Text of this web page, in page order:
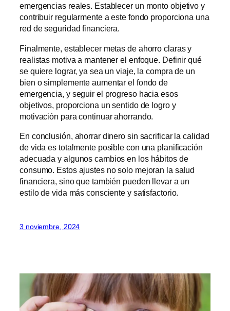
emergencias reales. Establecer un monto objetivo y
contribuir regularmente a este fondo proporciona una
red de seguridad financiera.
Finalmente, establecer metas de ahorro claras y
realistas motiva a mantener el enfoque. Definir qué
se quiere lograr, ya sea un viaje, la compra de un
bien o simplemente aumentar el fondo de
emergencia, y seguir el progreso hacia esos
objetivos, proporciona un sentido de logro y
motivación para continuar ahorrando.
En conclusión, ahorrar dinero sin sacrificar la calidad
de vida es totalmente posible con una planificación
adecuada y algunos cambios en los hábitos de
consumo. Estos ajustes no solo mejoran la salud
financiera, sino que también pueden llevar a un
estilo de vida más consciente y satisfactorio.
3 noviembre, 2024